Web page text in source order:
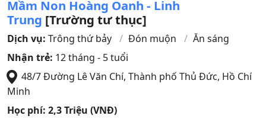
Mầm Non Hoàng Oanh - Linh
Trung [Trường tư thục]
Dịch vụ: Trông thứ bảy Đón muộn
Ăn sáng
Nhận trẻ: 12 tháng - 5 tuổi
48/7 Đường Lê Văn Chí, Thành phố Thủ Đức, Hồ Chí
Minh
Học phí: 2,3 Triệu (VNĐ)